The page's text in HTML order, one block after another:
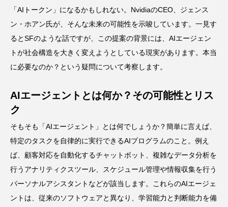
「AIトークン」になるかもしれない。NvidiaのCEO、ジェンス
ン・ホアン氏が、そんな未来の可能性を示唆しています。一見す
るとSFのような話ですが、この提案の背景には、AIエージェン
トが社会構造を大きく変えようとしている現実があります。本当
に必要なのか？という疑問について考察します。
AIエージェントとは何か？その可能性とリス
ク
そもそも「AIエージェント」とは何でしょうか？簡単に言えば、
特定のタスクを自律的に実行できるAIプログラムのこと。例え
ば、顧客対応を自動化するチャットボット、複雑なデータ分析を
行うアナリティクスツール、スケジュール管理や情報収集を行う
パーソナルアシスタントなどが該当します。これらのAIエージェ
ントは、従来のソフトウェアと異なり、学習能力と判断能力を備